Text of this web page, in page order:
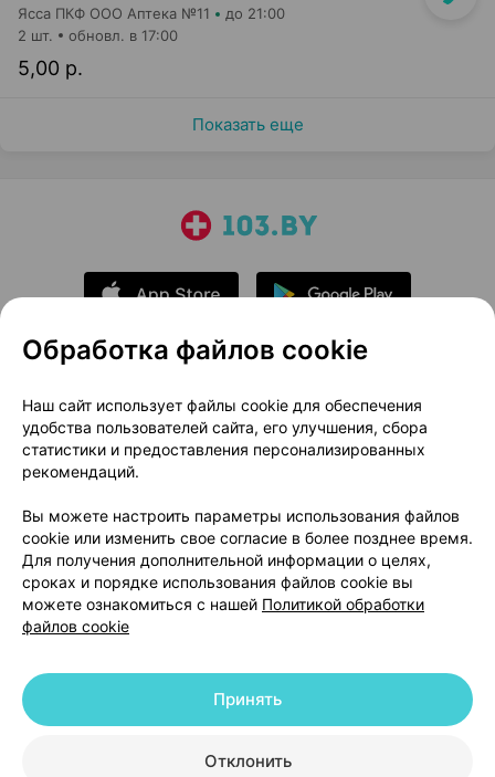
Ясса ПКФ ООО Аптека №11 до 21:00
5,00 р.
2 шт. обновл. в 17:00
Показать еще
О проекте
Новости проекта
Размещение рекламы
Медицинский маркетинг
Публичный договор
Доставка
Способы оплаты
Вакансии
Партнеры
Написать руководителю 103.by
Написать в поддержку
Персональные настройки Cookie
© 2026 ООО «Артокс Лаб», УНП 191700409 | 220012, Республика Беларусь,
+375 291212755
Обработка файлов cookie
Наш сайт использует файлы cookie для обеспечения
удобства пользователей сайта, его улучшения, сбора
статистики и предоставления персонализированных
рекомендаций.
Вы можете настроить параметры использования файлов
cookie или изменить свое согласие в более позднее время.
Для получения дополнительной информации о целях,
сроках и порядке использования файлов cookie вы
можете ознакомиться с нашей Политикой обработки
файлов cookie
Отклонить
Принять